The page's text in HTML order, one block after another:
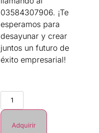
03584307906. ¡Te
esperamos para
desayunar y crear
juntos un futuro de
éxito empresarial!
Adquirir